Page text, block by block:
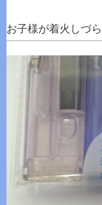
お子様が着火しづ